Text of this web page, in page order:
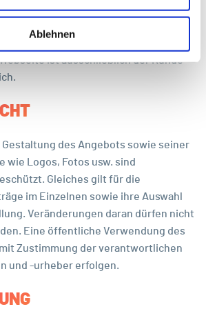
Ablehnen
ist ausschließlich der Kunde
Gestaltung des Angebots sowie seiner
wie Logos, Fotos usw. sind
Gleiches gilt für die
im Einzelnen sowie ihre Auswahl
Veränderungen daran dürfen nicht
Eine öffentliche Verwendung des
Zustimmung der verantwortlichen
und -urheber erfolgen.